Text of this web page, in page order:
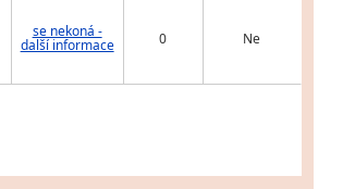
se nekoná -
další informace 0 Ne